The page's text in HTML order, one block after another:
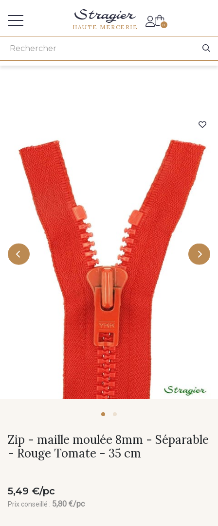
HAUTE MERCERIE 0
Zip - maille moulée 8mm - Séparable
- Rouge Tomate - 35 cm
5,49 €/pc
Prix conseillé : 5,80 €/pc